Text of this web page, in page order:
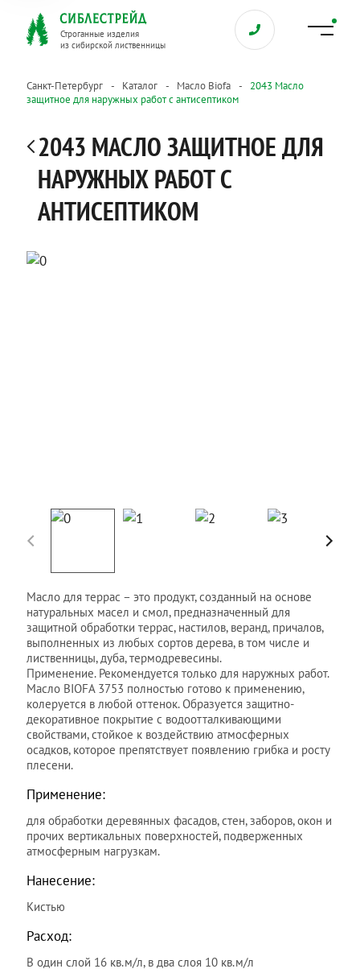
Строганные изделия
из сибирской лиственницы
Санкт-Петербург Каталог Масло Biofa
2043 Масло
защитное для наружных работ с антисептиком
2043 МАСЛО ЗАЩИТНОЕ ДЛЯ
НАРУЖНЫХ РАБОТ С
АНТИСЕПТИКОМ
Масло для террас – это продукт, созданный на основе
натуральных масел и смол, предназначенный для
защитной обработки террас, настилов, веранд, причалов,
выполненных из любых сортов дерева, в том числе и
лиственницы, дуба, термодревесины.
Применение. Рекомендуется только для наружных работ.
Масло BIOFA 3753 полностью готово к применению,
колеруется в любой оттенок. Образуется защитно-
декоративное покрытие с водоотталкивающими
свойствами, стойкое к воздействию атмосферных
осадков, которое препятствует появлению грибка и росту
плесени.
Применение:
для обработки деревянных фасадов, стен, заборов, окон и
прочих вертикальных поверхностей, подверженных
атмосферным нагрузкам.
Нанесение:
Кистью
Расход:
В один слой 16 кв.м/л, в два слоя 10 кв.м/л